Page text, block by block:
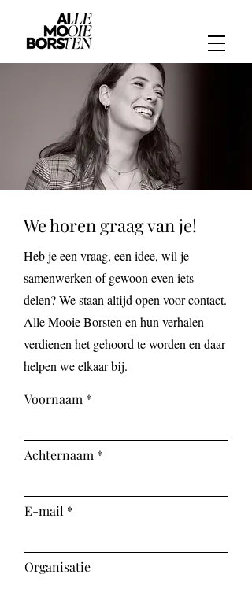
We horen graag van je!
Heb je een vraag, een idee, wil je
samenwerken of gewoon even iets
delen? We staan altijd open voor contact.
Alle Mooie Borsten en hun verhalen
verdienen het gehoord te worden en daar
helpen we elkaar bij.
Voornaam
Achternaam
E-mail
Organisatie